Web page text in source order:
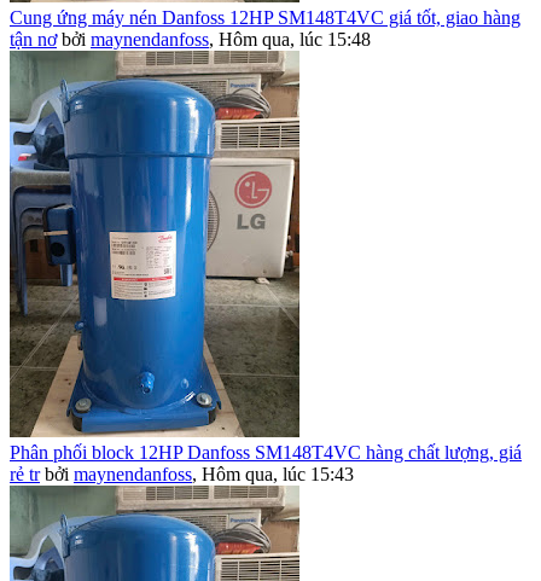
Cung ứng máy nén Danfoss 12HP SM148T4VC giá tốt, giao hàng
tận nơ bởi maynendanfoss, Hôm qua, lúc 15:48
Phân phối block 12HP Danfoss SM148T4VC hàng chất lượng, giá
rẻ tr bởi maynendanfoss, Hôm qua, lúc 15:43